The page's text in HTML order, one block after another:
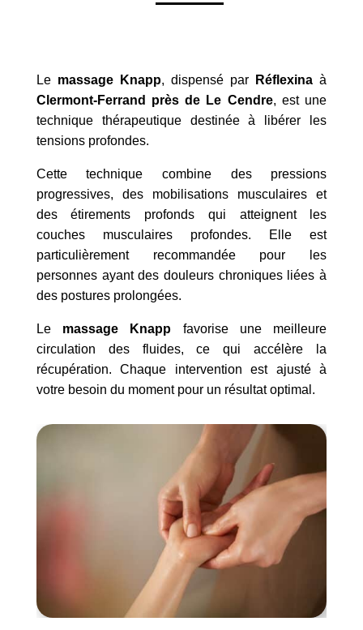
Le massage Knapp, dispensé par Réflexina à
Clermont-Ferrand près de Le Cendre, est une
technique thérapeutique destinée à libérer les
tensions profondes.
Cette technique combine des pressions
progressives, des mobilisations musculaires et
des étirements profonds qui atteignent les
couches musculaires profondes. Elle est
particulièrement recommandée pour les
personnes ayant des douleurs chroniques liées à
des postures prolongées.
Le massage Knapp favorise une meilleure
circulation des fluides, ce qui accélère la
récupération. Chaque intervention est ajusté à
votre besoin du moment pour un résultat optimal.